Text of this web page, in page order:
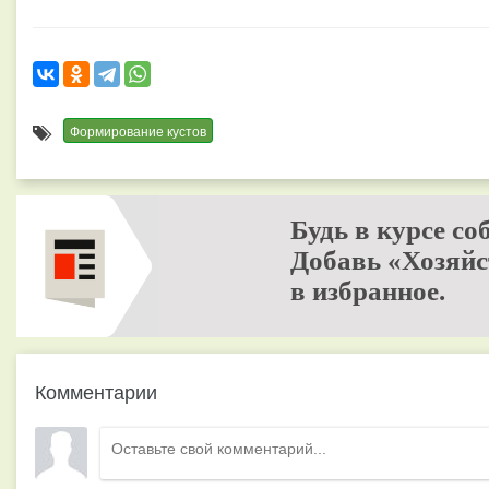
Формирование кустов
Будь в курсе
Добавь
в избранное.
Комментарии